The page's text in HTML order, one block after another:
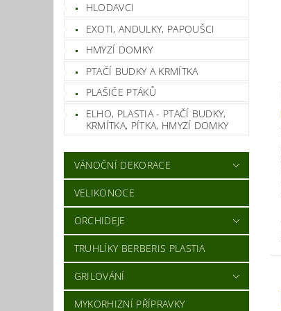
HLODAVCI
EXOTI, ANDULKY, PAPOUŠCI
HMYZÍ DOMKY
PTAČÍ BUDKY A KRMÍTKA
PLAŠIČE PTÁKŮ
ELHO, PLASTIA - PTAČÍ BUDKY,
KRMÍTKA, PÍTKA, HMYZÍ DOMKY
VÁNOČNÍ DEKORACE
VELIKONOCE
ORCHIDEJE
TRUHLÍKY BERBERIS PLASTIA
GRILOVÁNÍ
MYKORHIZNÍ PŘÍPRAVKY